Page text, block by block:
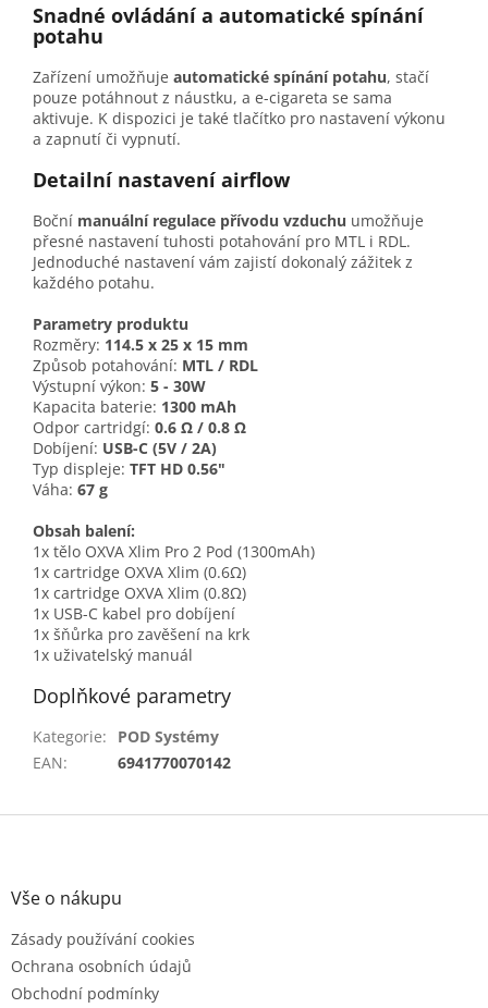
Snadné ovládání a automatické spínání
potahu
Zařízení umožňuje automatické spínání potahu, stačí
pouze potáhnout z náustku, a e-cigareta se sama
aktivuje. K dispozici je také tlačítko pro nastavení výkonu
a zapnutí či vypnutí.
Detailní nastavení airflow
Boční manuální regulace přívodu vzduchu umožňuje
přesné nastavení tuhosti potahování pro MTL i RDL.
Jednoduché nastavení vám zajistí dokonalý zážitek z
každého potahu.
Parametry produktu
Rozměry: 114.5 x 25 x 15 mm
Způsob potahování: MTL / RDL
Výstupní výkon: 5 - 30W
Kapacita baterie: 1300 mAh
Odpor cartridgí: 0.6 Ω / 0.8 Ω
Dobíjení: USB-C (5V / 2A)
Typ displeje: TFT HD 0.56"
Váha: 67 g
Obsah balení:
1x tělo OXVA Xlim Pro 2 Pod (1300mAh)
1x cartridge OXVA Xlim (0.6Ω)
1x cartridge OXVA Xlim (0.8Ω)
1x USB-C kabel pro dobíjení
1x šňůrka pro zavěšení na krk
1x uživatelský manuál
Doplňkové parametry
Kategorie:
POD Systémy
EAN: 6941770070142
Z
Vše o nákupu
Zásady používání cookies
Ochrana osobních údajů
Obchodní podmínky